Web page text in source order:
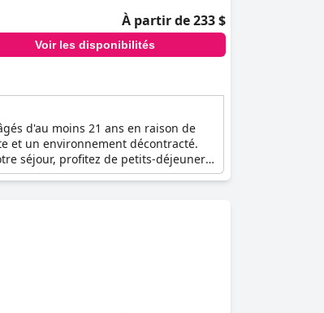
À partir de 233 $
Voir les disponibilités
d'au moins 21 ans en raison de
et un environnement décontracté.
séjour, profitez de petits-déjeuners
d'une atmosphère sereine